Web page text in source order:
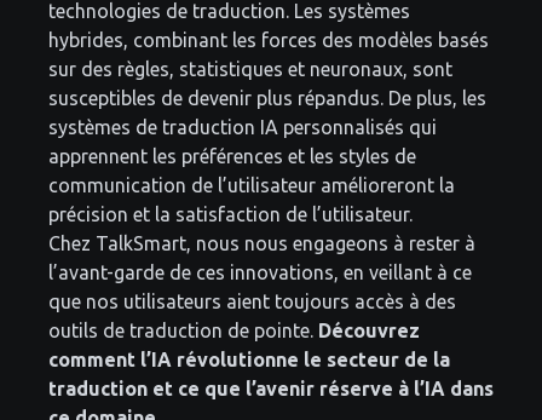
technologies de traduction. Les systèmes
hybrides, combinant les forces des modèles basés
sur des règles, statistiques et neuronaux, sont
susceptibles de devenir plus répandus. De plus, les
systèmes de traduction IA personnalisés qui
apprennent les préférences et les styles de
communication de l’utilisateur amélioreront la
précision et la satisfaction de l’utilisateur.
Chez TalkSmart, nous nous engageons à rester à
l’avant-garde de ces innovations, en veillant à ce
que nos utilisateurs aient toujours accès à des
outils de traduction de pointe. Découvrez
comment l’IA révolutionne le secteur de la
traduction et ce que l’avenir réserve à l’IA dans